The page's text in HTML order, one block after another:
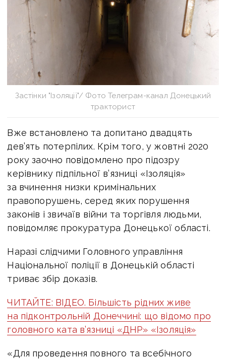
Застінки "Ізоляції"/ Фото Телеграм-канал Донецький
тракторист
Вже встановлено та допитано двадцять
дев’ять потерпілих. Крім того, у жовтні 2020
року заочно повідомлено про підозру
керівнику підпільної в’язниці «Ізоляція»
за вчинення низки кримінальних
правопорушень, серед яких порушення
законів і звичаїв війни та торгівля людьми,
повідомляє прокуратура Донецької області.
Наразі слідчими Головного управління
Національної поліції в Донецькій області
триває збір доказів.
ЧИТАЙТЕ: ВІДЕО. Більшість рідних живе
на підконтрольній Донеччині: що відомо про
головного ката в’язниці «ДНР» «Ізоляція»
«Для проведення повного та всебічного